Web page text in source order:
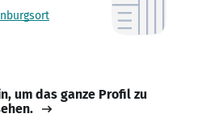
um das ganze Profil zu